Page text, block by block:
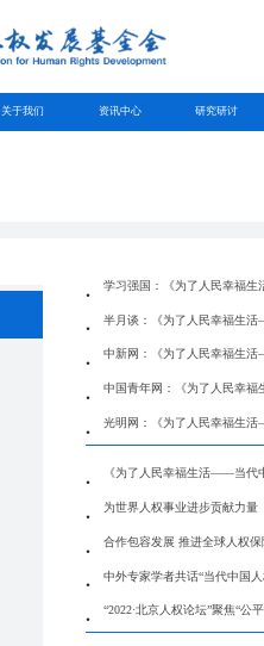
关于我们 资讯中心 研究研讨
学习强国：《为了人民幸福
半月谈：《为了人民幸福生
中新网：《为了人民幸福生
中国青年网：《为了人民幸
光明网：《为了人民幸福生
《为了人民幸福生活——当代
为世界人权事业进步贡献力量
合作包容发展 推进全球人权
中外专家学者共话“当代中国人
“2022·北京人权论坛”聚焦“公